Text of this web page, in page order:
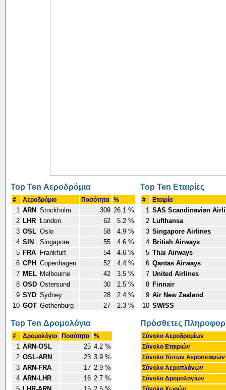
Top Ten Αεροδρόμια
# Αεροδρόμιο Ποσότητα %
1 ARN Stockholm 309 26.1 %
2 LHR London 62
5.2 %
3 OSL Oslo 58
4.9 %
4 SIN Singapore 55
4.6 %
5 FRA Frankfurt 54
4.6 %
6 CPH Copenhagen 52
4.4 %
7 MEL Melbourne 42
3.5 %
8 OSD Ostersund 30
2.5 %
9 SYD Sydney 28
2.4 %
10 GOT Gothenburg 27 2.3 %
Top Ten Εταιρίες
# Εταιρία
1 SAS Scandinavian
2 Lufthansa
3 Singapore Airlines
4 British Airways
5 Thai Airways
6 Qantas Airways
7 United Airlines
8 Finnair
9 Air New Zealand
10 SWISS
Top Ten Δρομολόγια
# Δρομολόγιο Ποσότητα %
1 ARN-OSL 25 4.2 %
2 OSL-ARN 23 3.9 %
3 ARN-FRA 17 2.9 %
4 ARN-LHR 16 2.7 %
Πρόσθετες
Σύνολο Αεροδρομίων
Σύνολο Εταιριών
Σύνολο Τύπων Αεροσκαφών
Σύνολο Αεροπλάνων
Σύνολο Δρομολογίων